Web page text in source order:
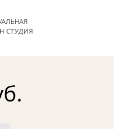
СТУДИЯ